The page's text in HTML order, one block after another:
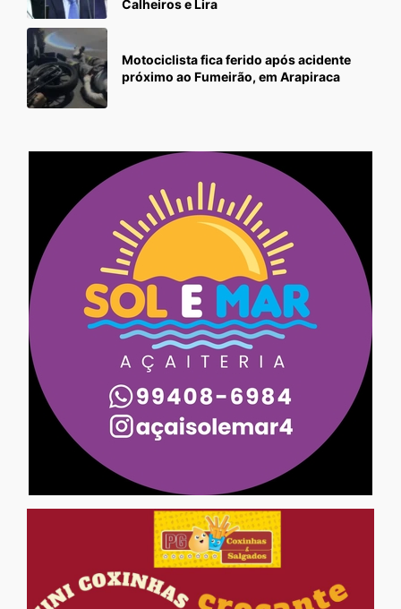
Calheiros e Lira
Motociclista fica ferido após acidente
próximo ao Fumeirão, em Arapiraca